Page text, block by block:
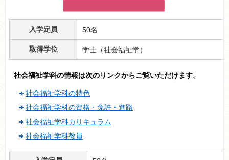
入学定員 50名
取得学位 学士（社会福祉学）
社会福祉学科の情報は次のリンクからご覧いただけます。
社会福祉学科の特色
社会福祉学科の資格・免許・進路
社会福祉学科カリキュラム
社会福祉学科教員